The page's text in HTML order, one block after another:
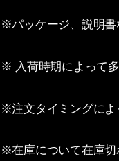
※パッケージ、説明書
※ 入荷時期によって
※注文タイミングによ
※在庫について在庫切